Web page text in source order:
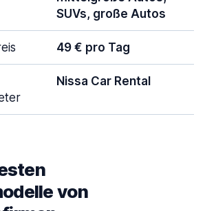
SUVs, große Autos
49 € pro Tag
Nissa Car Rental
von